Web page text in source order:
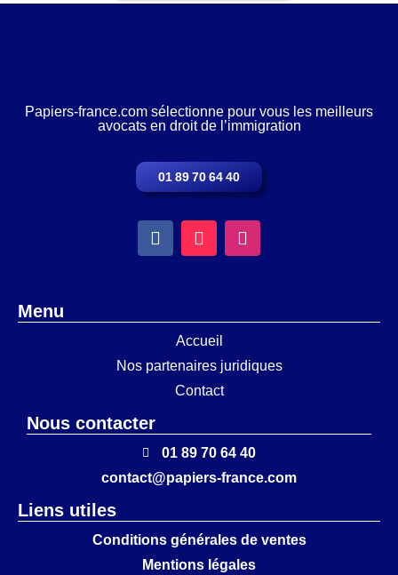
Papiers-france.com sélectionne pour vous les meilleurs
avocats en droit de l’immigration
01 89 70 64 40
Menu
Accueil
Nos partenaires juridiques
Contact
Nous contacter
01 89 70 64 40
contact@papiers-france.com
Liens utiles
Conditions générales de ventes
Mentions légales